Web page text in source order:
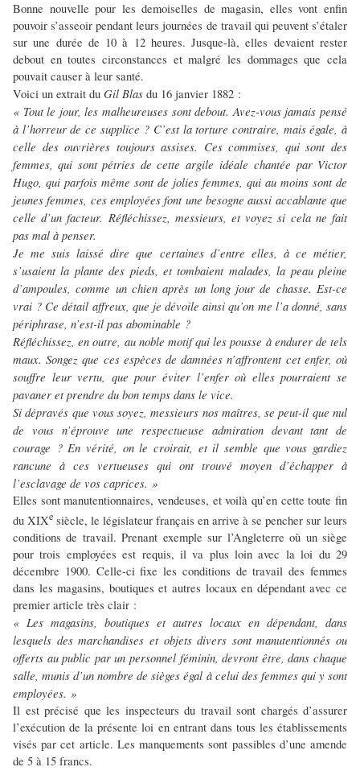
Bonne nouvelle pour les demoiselles de magasin, elles vont enfin
pouvoir s’asseoir pendant leurs journées de travail qui peuvent s’étaler
sur une durée de 10 à 12 heures. Jusque-là, elles devaient rester
debout en toutes circonstances et malgré les dommages que cela
pouvait causer à leur santé.
Voici un extrait du Gil Blas du 16 janvier 1882 :
« Tout le jour, les malheureuses sont debout. Avez-vous jamais pensé
à l’horreur de ce supplice ? C’est la torture contraire, mais égale, à
celle des ouvrières toujours assises. Ces commises, qui sont des
femmes, qui sont pétries de cette argile idéale chantée par Victor
Hugo, qui parfois même sont de jolies femmes, qui au moins sont de
jeunes femmes, ces employées font une besogne aussi accablante que
celle d’un facteur. Réfléchissez, messieurs, et voyez si cela ne fait
pas mal à penser.
Je me suis laissé dire que certaines d’entre elles, à ce métier,
s’usaient la plante des pieds, et tombaient malades, la peau pleine
d’ampoules, comme un chien après un long jour de chasse. Est-ce
vrai ? Ce détail affreux, que je dévoile ainsi qu’on me l’a donné, sans
périphrase, n’est-il pas abominable ?
Réfléchissez, en outre, au noble motif qui les pousse à endurer de tels
maux. Songez que ces espèces de damnées n’affrontent cet enfer, où
souffre leur vertu, que pour éviter l’enfer où elles pourraient se
pavaner et prendre du bon temps dans le vice.
Si dépravés que vous soyez, messieurs nos maîtres, se peut-il que nul
de vous n’éprouve une respectueuse admiration devant tant de
courage ? En vérité, on le croirait, et il semble que vous gardiez
rancune à ces vertueuses qui ont trouvé moyen d’échapper à
l’esclavage de vos caprices. »
Elles sont manutentionnaires, vendeuses, et voilà qu’en cette toute fin
du XIXe siècle, le législateur français en arrive à se pencher sur leurs
conditions de travail. Prenant exemple sur l’Angleterre où un siège
pour trois employées est requis, il va plus loin avec la loi du 29
décembre 1900. Celle-ci fixe les conditions de travail des femmes
dans les magasins, boutiques et autres locaux en dépendant avec ce
premier article très clair :
« Les magasins, boutiques et autres locaux en dépendant, dans
lesquels des marchandises et objets divers sont manutentionnés ou
offerts au public par un personnel féminin, devront être, dans chaque
salle, munis d’un nombre de sièges égal à celui des femmes qui y sont
employées. »
Il est précisé que les inspecteurs du travail sont chargés d’assurer
l’exécution de la présente loi en entrant dans tous les établissements
visés par cet article. Les manquements sont passibles d’une amende
de 5 à 15 francs.